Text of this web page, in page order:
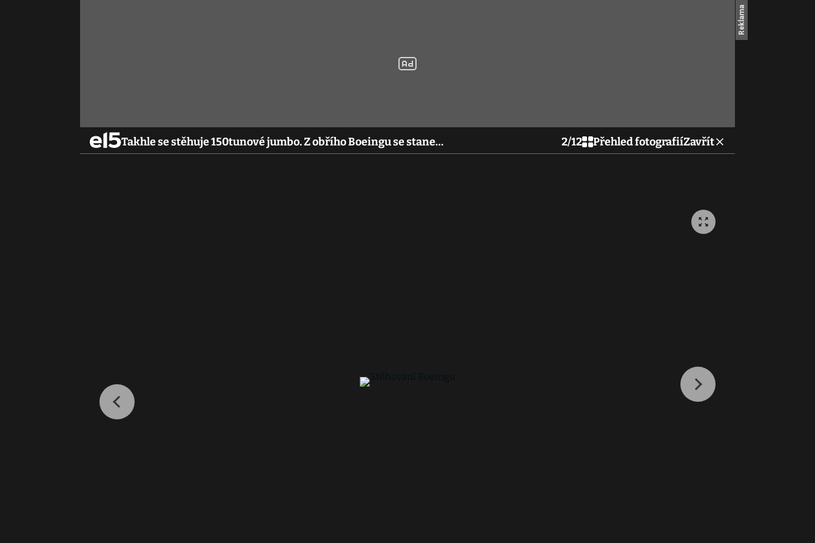
Takhle se stěhuje 150tunové jumbo. Z obřího Boeingu se stane… 2/12 Přehled fotografiíZavřít